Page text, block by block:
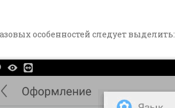
особенностей следует выделить: